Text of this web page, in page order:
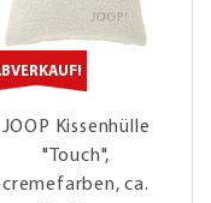
JOOP Kissenhülle
"Touch",
cremefarben, ca.